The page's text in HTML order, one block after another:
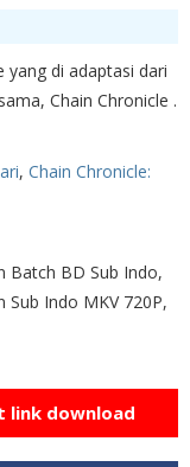
yang di adaptasi dari
Chain Chronicle .
, Chain Chronicle:
Batch BD Sub Indo,
Sub Indo MKV 720P,
link download